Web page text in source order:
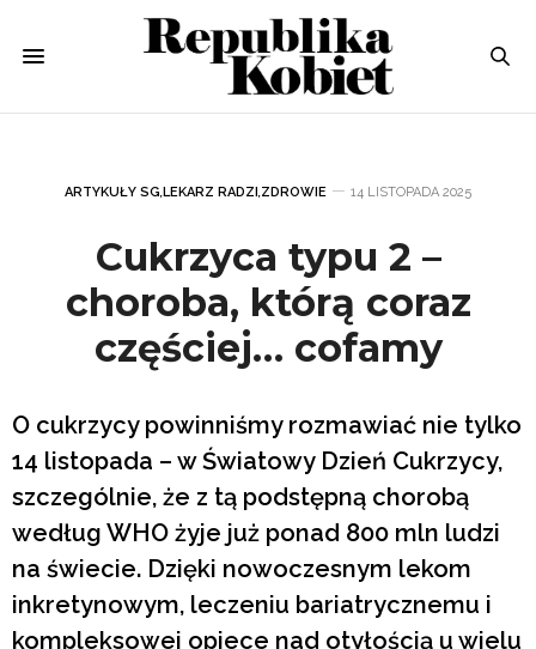
ARTYKUŁY SG,LEKARZ RADZI,ZDROWIE 14 LISTOPADA 2025
Cukrzyca typu 2 –
choroba, którą coraz
częściej… cofamy
O cukrzycy powinniśmy rozmawiać nie tylko
14 listopada – w Światowy Dzień Cukrzycy,
szczególnie, że z tą podstępną chorobą
według WHO żyje już ponad 800 mln ludzi
na świecie. Dzięki nowoczesnym lekom
inkretynowym, leczeniu bariatrycznemu i
kompleksowej opiece nad otyłością u wielu